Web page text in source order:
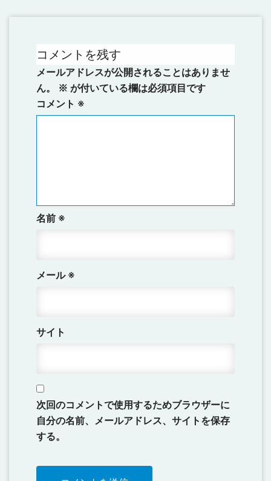
コメントを残す
メールアドレスが公開されることはありませ
ん。
※ が付いている欄は必須項目です
コメント ※
名前 ※
メール ※
サイト
次回のコメントで使用するためブラウザーに
自分の名前、メールアドレス、サイトを保存
する。